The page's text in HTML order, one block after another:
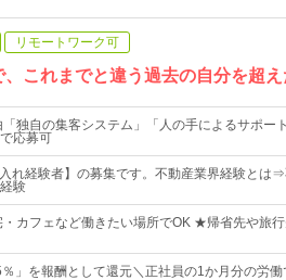
リモートワーク可
これまでと違う過去の自分を超
独自の集客システム」「人の手によるサポート
応募可
れ経験者】の募集です。不動産業界経験とは
験
カフェなど働きたい場所でOK ★帰省先や旅
」を報酬として還元＼正社員の1か月分の労働